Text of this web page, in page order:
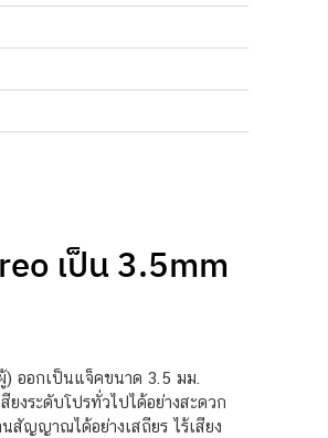
เป็น 3.5mm
ออกเป็นแจ็คขนาด 3.5 มม.
งระดับโปรทั่วไปได้อย่างสะดวก
สัญญาณได้อย่างเสถียร ไร้เสียง